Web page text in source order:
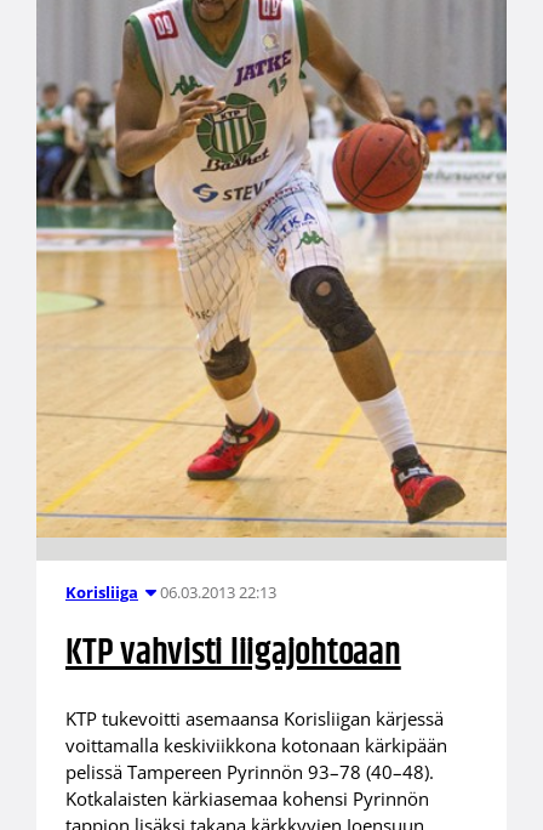
Korisliiga 06.03.2013 22:13
KTP vahvisti liigajohtoaan
KTP tukevoitti asemaansa Korisliigan kärjessä
voittamalla keskiviikkona kotonaan kärkipään
pelissä Tampereen Pyrinnön 93–78 (40–48).
Kotkalaisten kärkiasemaa kohensi Pyrinnön
tappion lisäksi takana kärkkyvien Joensuun